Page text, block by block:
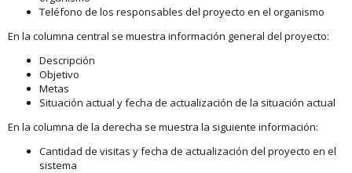
Teléfono de los responsables del proyecto en el organismo
En la columna central se muestra información general del proyecto:
Descripción
Objetivo
Metas
Situación actual y fecha de actualización de la situación actual
En la columna de la derecha se muestra la siguiente información:
Cantidad de visitas y fecha de actualización del proyecto en el
sistema